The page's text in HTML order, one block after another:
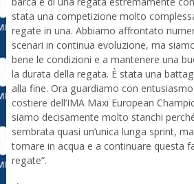
stata una competizione molto
regate in una. Abbiamo affrontato
scenari in continua evoluzione, ma
bene le condizioni e a mantenere una
la durata della regata. È stata una
alla fine. Ora guardiamo con
costiere dell’IMA Maxi European
siamo decisamente molto stanchi
sembrata quasi un’unica lunga sprint,
tornare in acqua e a continuare questa
regate”.